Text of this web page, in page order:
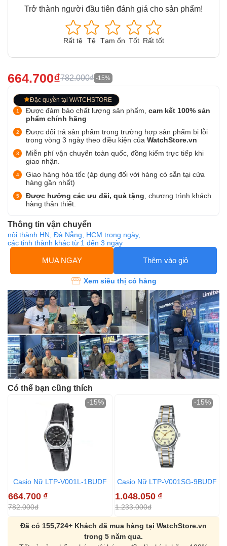
Trở thành người đầu tiên đánh giá cho sản phẩm!
Rất tệ Tệ Tạm ổn Tốt Rất tốt
664.700₫782.000₫ -15%
Đặc quyền tại WATCHSTORE
Được đảm bảo chất lượng sản phẩm, cam kết 100% sản
phẩm chính hãng
Được đổi trả sản phẩm trong trường hợp sản phẩm bị lỗi
trong vòng 3 ngày theo điều kiện của WatchStore.vn
Miễn phí vận chuyển toàn quốc, đồng kiểm trực tiếp khi
giao nhận.
Giao hàng hỏa tốc (áp dụng đối với hàng có sẵn tại cửa
hàng gần nhất)
Được hưởng các ưu đãi, quà tặng , chương trình khách
hàng thân thiết.
Thông tin vận chuyển
nội thành HN, Đà Nẵng, HCM trong ngày,
các tỉnh thành khác từ 1 đến 3 ngày
MUA NGAY Thêm vào giỏ
Xem siêu thị có hàng
Có thể bạn cũng thích
Casio Nữ LTP-V001L-1BUDF
664.700 ₫
782.000đ
-15%
Casio Nữ LTP-V001SG-9BUDF
1.048.050 ₫
1.233.000đ
-15%
Đã có 155,724+ Khách đã mua hàng tại WatchStore.vn
trong 5 năm qua.